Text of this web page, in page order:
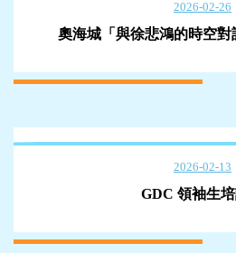
2026-02-26
奧海城「與徐悲鴻的時空對
2026-02-13
GDC 領袖生培